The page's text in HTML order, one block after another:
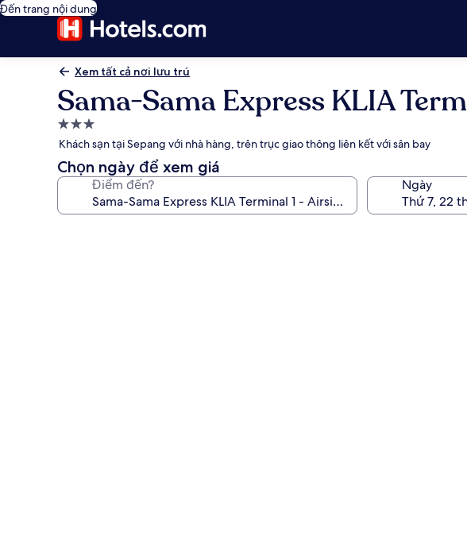
Đến trang nội dung
Xem tất cả nơi lưu trú
Sama-Sama Express KLIA
Nơi
lưu
trú
3.0
Khách sạn tại Sepang với nhà hàng, trên trục giao thông liên kết với sân bay
Chọn ngày để xem giá
Điểm đến? Ngày